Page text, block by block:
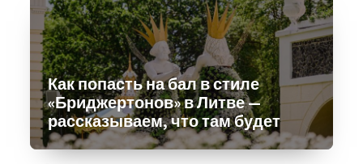
Как попасть на бал в стиле
«Бриджертонов» в Литве —
рассказываем, что там будет